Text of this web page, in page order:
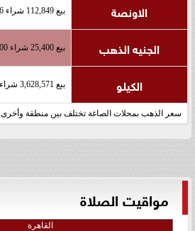
الاونصة بيع 112,849 شراء 114,626
الجنيه الذهب بيع 25,400 شراء 25,800
الكيلو بيع 3,628,571 شراء 3,685,714
سعر الذهب بمحلات الصاغة تختلف بين منطقة وأخرى
مواقيت الصلاة